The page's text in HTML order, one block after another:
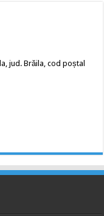
jud. Brăila, cod poștal